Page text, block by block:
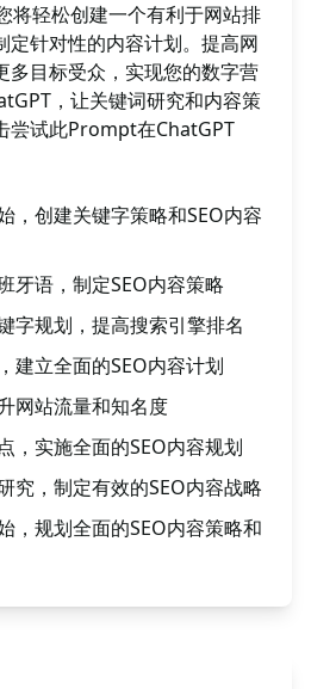
将轻松创建一个有利于网站排
定针对性的内容计划。提高网
多目标受众，实现您的数字营
，让关键词研究和内容策
尝试此Prompt在ChatGPT
，创建关键字策略和SEO内容
牙语，制定SEO内容策略
字规划，提高搜索引擎排名
建立全面的SEO内容计划
网站流量和知名度
，实施全面的SEO内容规划
究，制定有效的SEO内容战略
，规划全面的SEO内容策略和